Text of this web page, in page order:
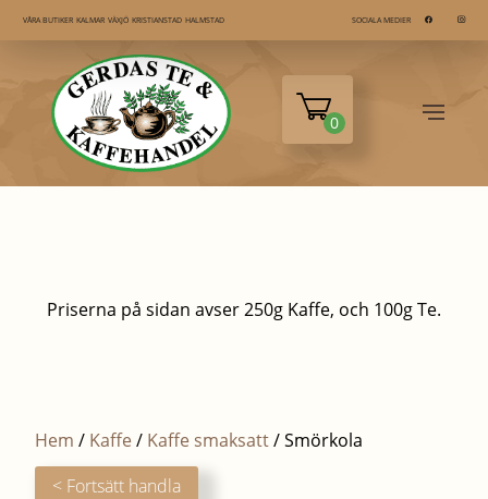
VÅRA BUTIKER KALMAR VÄXJÖ KRISTIANSTAD HALMSTAD SOCIALA MEDIER
0
Priserna på sidan avser 250g Kaffe, och 100g Te.
Hem / Kaffe / Kaffe smaksatt/ Smörkola
< Fortsätt handla